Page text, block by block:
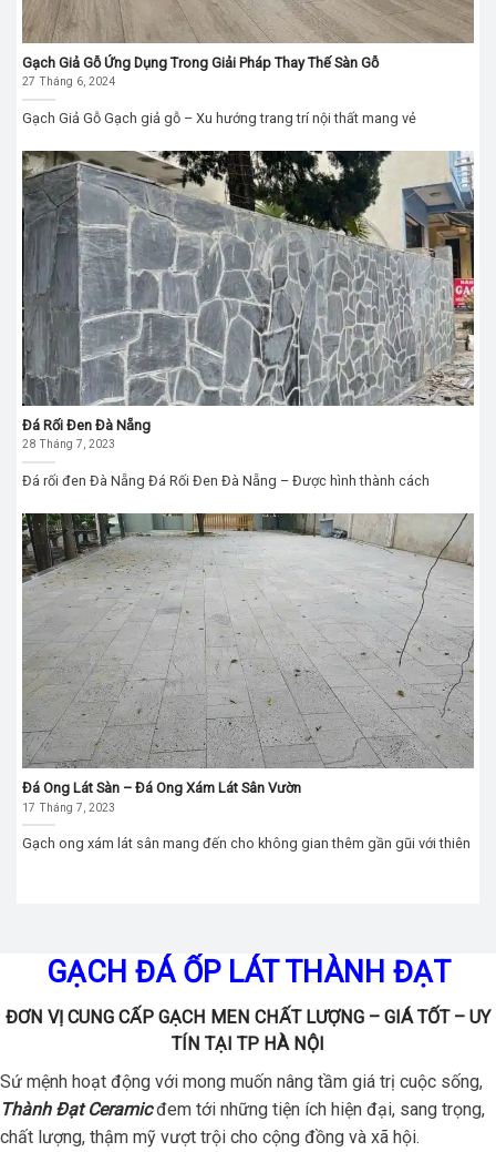
Gạch Giả Gỗ Ứng Dụng Trong Giải Pháp Thay Thế Sàn Gỗ
27 Tháng 6, 2024
Gạch Giả Gỗ Gạch giả gỗ – Xu hướng trang trí nội thất mang vẻ
Đá Rối Đen Đà Nẵng
28 Tháng 7, 2023
Đá rối đen Đà Nẵng Đá Rối Đen Đà Nẵng – Được hình thành cách
Đá Ong Lát Sàn – Đá Ong Xám Lát Sân Vườn
17 Tháng 7, 2023
Gạch ong xám lát sân mang đến cho không gian thêm gần gũi với thiên
GẠCH ĐÁ ỐP LÁT THÀNH ĐẠT
ĐƠN VỊ CUNG CẤP GẠCH MEN CHẤT LƯỢNG – GIÁ TỐT – UY
TÍN TẠI TP HÀ NỘI
Sứ mệnh hoạt động với mong muốn nâng tầm giá trị cuộc sống,
Thành Đạt Ceramicđem tới những tiện ích hiện đại, sang trọng,
chất lượng, thậm mỹ vượt trội cho cộng đồng và xã hội.